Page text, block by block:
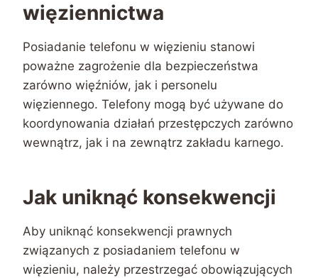
więziennictwa
Posiadanie telefonu w więzieniu stanowi
poważne zagrożenie dla bezpieczeństwa
zarówno więźniów, jak i personelu
więziennego. Telefony mogą być używane do
koordynowania działań przestępczych zarówno
wewnątrz, jak i na zewnątrz zakładu karnego.
Jak uniknąć konsekwencji
Aby uniknąć konsekwencji prawnych
związanych z posiadaniem telefonu w
więzieniu, należy przestrzegać obowiązujących